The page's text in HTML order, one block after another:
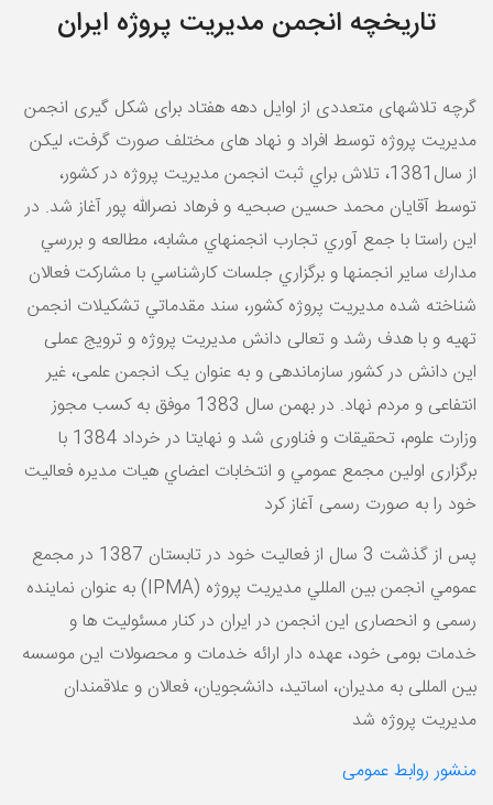
تاریخچه انجمن مدیریت پروژه ایران
گرچه تلاشهای متعددی از اوایل دهه هفتاد برای شكل گیری انجمن
مدیریت پروژه توسط افراد و نهاد های مختلف صورت گرفت، لیكن
از سال1381، تلاش براي ثبت انجمن مديريت پروژه در كشور،
توسط آقایان محمد حسین صبحیه و فرهاد نصرالله پور آغاز شد. در
این راستا با جمع آوري تجارب انجمنهاي مشابه، مطالعه و بررسي
مدارك ساير انجمن‏ها و برگزاري جلسات كارشناسي با مشاركت فعالان
شناخته شده مديريت پروژه كشور، سند مقدماتي تشكيلات انجمن
تهيه و با هدف رشد و تعالی دانش مدیریت پروژه و ترویج عملی
این دانش در کشور سازماندهی و به عنوان یک انجمن علمی، غیر
انتفاعی و مردم نهاد. در بهمن سال 1383 موفق به کسب مجوز
وزارت علوم، تحقیقات و فناوری شد و نهایتا در خرداد 1384 با
برگزاری اولين مجمع عمومي و انتخابات اعضاي هيات مديره فعالیت
خود را به صورت رسمی آغاز کرد
پس از گذشت 3 سال از فعالیت خود در تابستان 1387 در مجمع
عمومي انجمن بين المللي مديريت پروژه (IPMA) به عنوان نماینده
رسمی و انحصاری این انجمن در ایران در کنار مسئولیت ها و
خدمات بومی خود، عهده دار ارائه خدمات و محصولات این موسسه
بین المللی به مدیران، اساتید، دانشجویان، فعالان و علاقمندان
مدیریت پروژه شد
منشور روابط عمومی